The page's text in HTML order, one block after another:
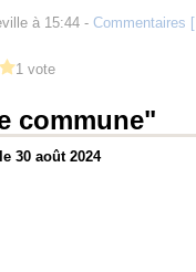
à 15:44 - Commentaires [
1 vote
commune"
30 août 2024